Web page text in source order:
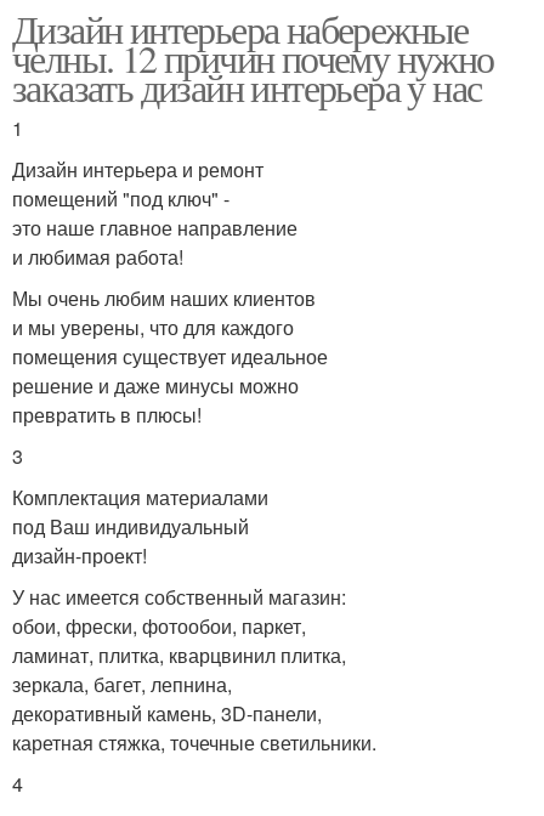
Дизайн интерьера набережные
челны. 12 причин почему нужно
заказать дизайн интерьера у нас
1
Дизайн интерьера и ремонт
помещений "под ключ" -
это наше главное направление
и любимая работа!
Мы очень любим наших клиентов
и мы уверены, что для каждого
помещения существует идеальное
решение и даже минусы можно
превратить в плюсы!
3
Комплектация материалами
под Ваш индивидуальный
дизайн-проект!
У нас имеется собственный магазин:
обои, фрески, фотообои, паркет,
ламинат, плитка, кварцвинил плитка,
зеркала, багет, лепнина,
декоративный камень, 3D-панели,
каретная стяжка, точечные светильники.
4